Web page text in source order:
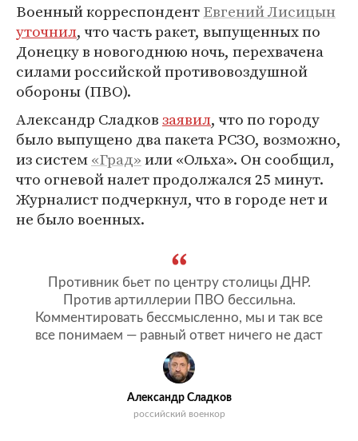
Военный корреспондентЕвгений Лисицын
уточнил, что часть ракет, выпущенных по
Донецку в новогоднюю ночь, перехвачена
силами российской противовоздушной
обороны (ПВО).
Александр Сладковзаявил, что по городу
было выпущено два пакета РСЗО, возможно,
из систем«Град»или «Ольха». Он сообщил,
что огневой налет продолжался 25 минут.
Журналист подчеркнул, что в городе нет и
не было военных.
Противник бьет по центру столицы ДНР.
Против артиллерии ПВО бессильна.
Комментировать бессмысленно, мы и так все
все понимаем — равный ответ ничего не даст
Александр Сладков
российский военкор